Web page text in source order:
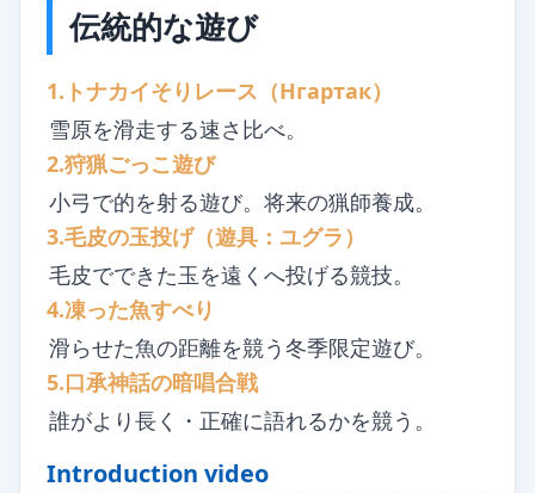
伝統的な遊び
1.トナカイそりレース（Нгартак）
雪原を滑走する速さ比べ。
2.狩猟ごっこ遊び
小弓で的を射る遊び。将来の猟師養成。
3.毛皮の玉投げ（遊具：ユグラ）
毛皮でできた玉を遠くへ投げる競技。
4.凍った魚すべり
滑らせた魚の距離を競う冬季限定遊び。
5.口承神話の暗唱合戦
誰がより長く・正確に語れるかを競う。
Introduction video